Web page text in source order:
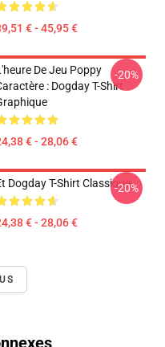
€ - 45,95 €
De Jeu Poppy
: Dogday T-Shirt
€ - 28,06 €
-20%
Dogday T-Shirt Classique
€ - 28,06 €
-20%